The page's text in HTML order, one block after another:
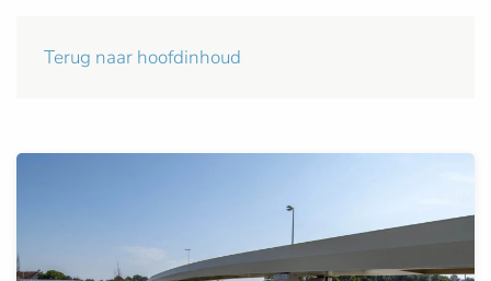
Terug naar hoofdinhoud